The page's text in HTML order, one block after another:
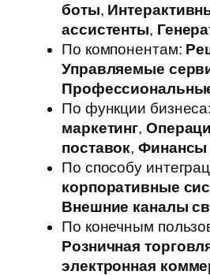
боты,
ассистенты,
По компонентам:
Управляемые
По функции бизнеса:
маркетинг,
поставок,Финансы
По способу
корпоративные
Внешние каналы
По конечным
Розничная
электронная